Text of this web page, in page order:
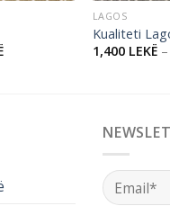
LAGOS
Kualiteti
1,400 LEKË–